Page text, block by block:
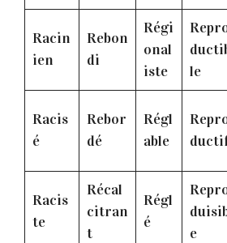
Racin
ien
Rebon
di
Régi
onal
iste
le
Racis
é
Rebor
dé
Régl
able
Racis
te
Récal
citran
t
Régl
é
e